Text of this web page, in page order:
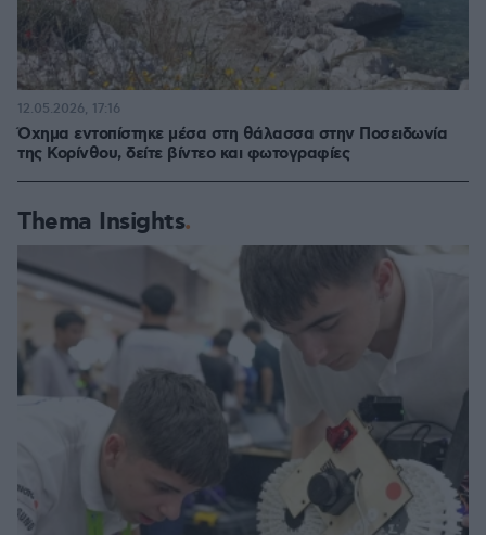
Όχημα εντοπίστηκε μέσα στη θάλασσα στην Ποσειδωνία
της Κορίνθου, δείτε βίντεο και φωτογραφίες
12.05.2026, 17:16
Thema Insights